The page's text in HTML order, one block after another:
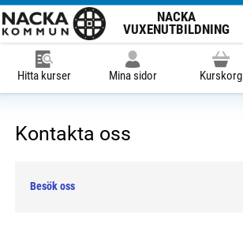
NACKA
VUXENUTBILDNING
Hitta kurser Mina sidor Kurskorg
Kontakta oss
Besök oss